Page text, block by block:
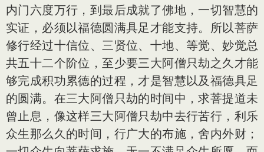
内门六度万行，到最后成就了佛地，一切智慧的
实证，必须以福德圆满具足才能支持。所以菩萨
修行经过十信位、三贤位、十地、等觉、妙觉总
共五十二个阶位，至少要三大阿僧只劫之久才能
够完成积功累德的过程，才是智慧以及福德具足
的圆满。在三大阿僧只劫的时间中，求菩提道未
曾止息，像这样三大阿僧只劫中去行苦行，利乐
众生那么久的时间，行广大的布施，舍内外财；